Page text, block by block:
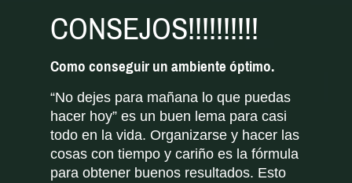
CONSEJOS!!!!!!!!!!
Como conseguir un ambiente óptimo.
“No dejes para mañana lo que puedas
hacer hoy” es un buen lema para casi
todo en la vida. Organizarse y hacer las
cosas con tiempo y cariño es la fórmula
para obtener buenos resultados. Esto